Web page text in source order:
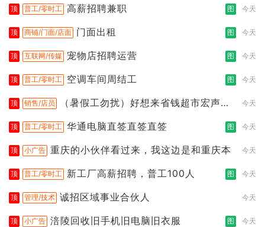
顶 普工/零时工 高薪招聘兼职 图 今天
顶 商铺/门面/店面 门面出租 图 今天
顶 互联网/传媒 宠物店招聘运营 图 今天
顶 普工/零时工 空调车间周结工 图 今天
顶 销售/店员
（暑假工勿扰）好想来省钱超市宏声桥
今天
顶 普工/零时工 华通电脑直签直签直签 图 今天
顶 小广告 重庆的小伙伴看过来，我这边是和重庆本 今天
顶 普工/零时工 新工厂高薪招聘，普工100人 图 今天
顶 管理/技术 诚招区域事业合伙人 今天
顶 小广告 涪陵回收旧手机旧电脑旧衣服 图 今天